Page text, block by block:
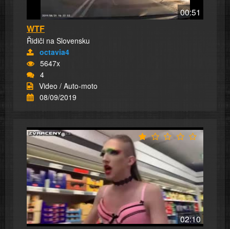
00:51
WTF
Řidiči na Slovensku
octavia4
5647x
4
Video / Auto-moto
08/09/2019
02:10